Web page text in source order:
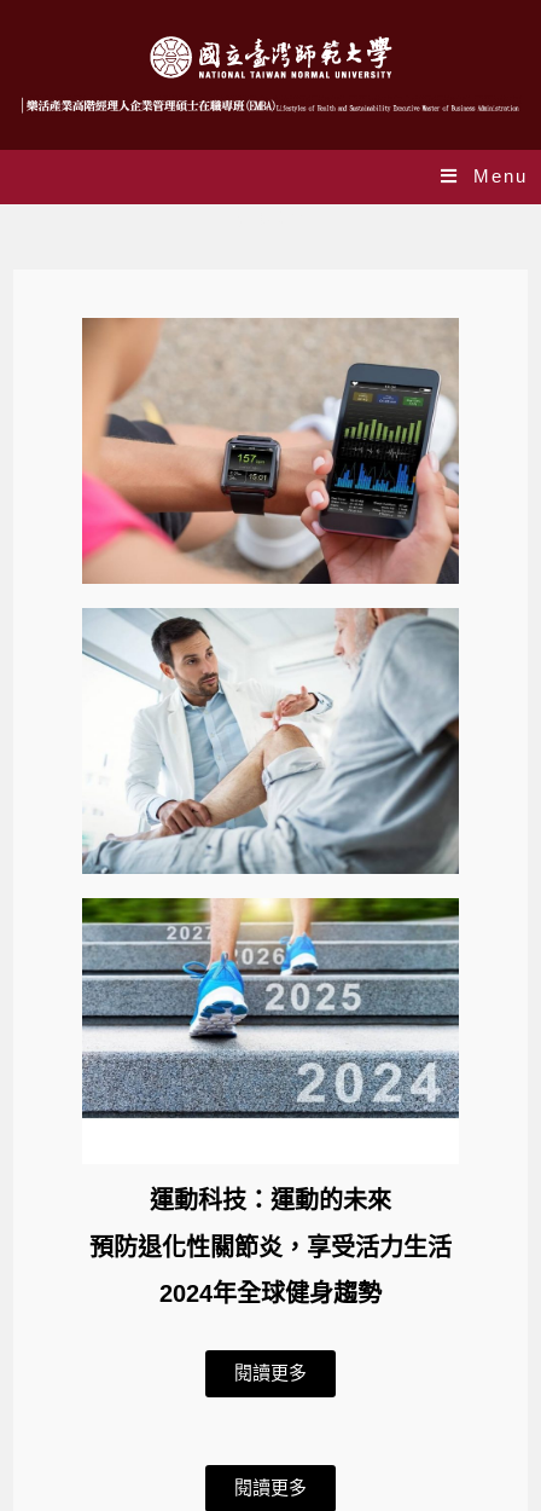
Menu
運動科技：運動的未來
預防退化性關節炎，享受活力生活
2024年全球健身趨勢
閱讀更多
閱讀更多